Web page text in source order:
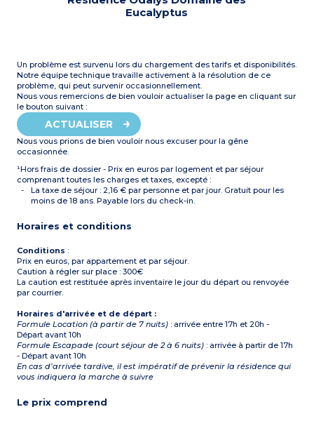
Eucalyptus
Un problème est survenu lors du chargement des tarifs et disponibilités.
Notre équipe technique travaille activement à la résolution de ce
problème, qui peut survenir occasionnellement.
Nous vous remercions de bien vouloir actualiser la page en cliquant sur
le bouton suivant :
ACTUALISER
Nous vous prions de bien vouloir nous excuser pour la gêne
occasionnée.
¹Hors frais de dossier - Prix en euros par logement et par séjour
comprenant toutes les charges et taxes, excepté :
La taxe de séjour : 2,16 € par personne et par jour. Gratuit pour les
moins de 18 ans. Payable lors du check-in.
Horaires et conditions
Conditions :
Prix en euros, par appartement et par séjour.
Caution à régler sur place : 300€
La caution est restituée après inventaire le jour du départ ou renvoyée
par courrier.
Horaires d'arrivée et de départ :
Formule Location (à partir de 7 nuits) : arrivée entre 17h et 20h -
Départ avant 10h
Formule Escapade (court séjour de 2 à 6 nuits) : arrivée à partir de 17h
- Départ avant 10h
En cas d’arrivée tardive, il est impératif de prévenir la résidence qui
vous indiquera la marche à suivre
Le prix comprend